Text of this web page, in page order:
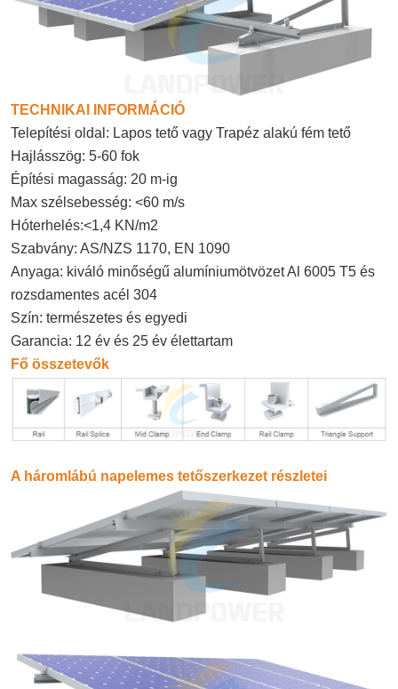
TECHNIKAI INFORMÁCIÓ
Telepítési oldal: Lapos tető vagy Trapéz alakú fém tető
Hajlásszög: 5-60 fok
Építési magasság: 20 m-ig
Max szélsebesség: <60 m/s
Hóterhelés:<1,4 KN/m2
Szabvány: AS/NZS 1170, EN 1090
Anyaga: kiváló minőségű alumíniumötvözet Al 6005 T5 és
rozsdamentes acél 304
Szín: természetes és egyedi
Garancia: 12 év és 25 év élettartam
Fő összetevők
A háromlábú napelemes tetőszerkezet részletei